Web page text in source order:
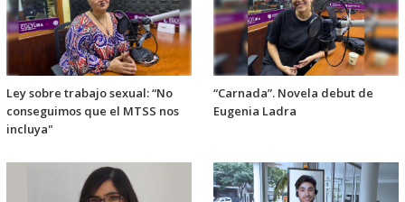
Ley sobre trabajo sexual: “No
conseguimos que el MTSS nos
incluya"
“Carnada”. Novela debut de
Eugenia Ladra